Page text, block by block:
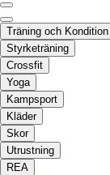
Träning och Kondition
Styrketräning
Crossfit
Yoga
Kampsport
Kläder
Skor
Utrustning
REA